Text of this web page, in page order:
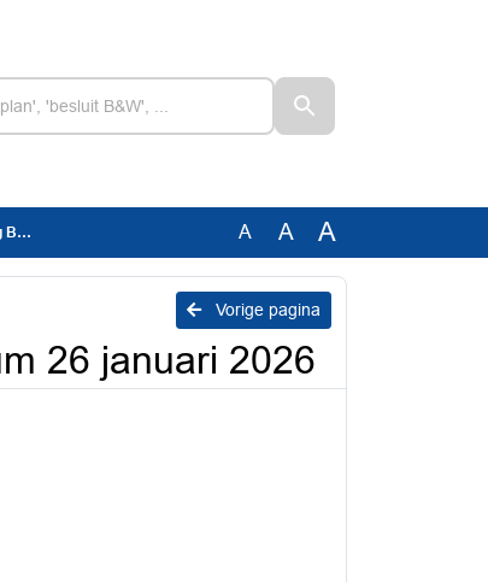
A A A
Vorige pagina
26 januari 2026